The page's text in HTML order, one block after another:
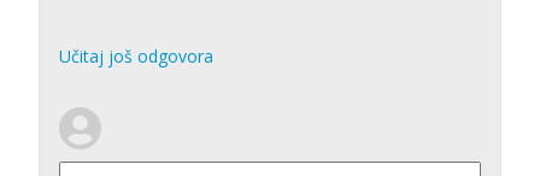
Učitaj još odgovora